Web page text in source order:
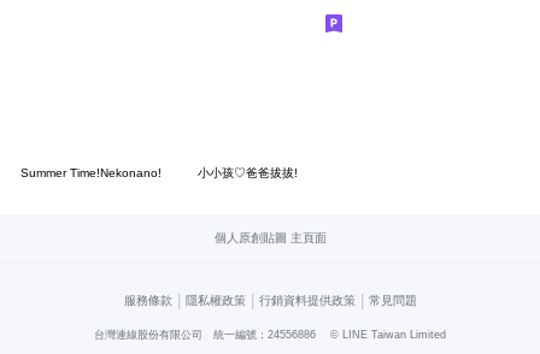
Summer Time!Nekonano! 小小孩♡爸爸拔拔!
個人原創貼圖 主頁面
服務條款 | 隱私權政策 | 行銷資料提供政策 | 常見問題
台灣連線股份有限公司 統一編號：24556886 © LINE Taiwan Limited